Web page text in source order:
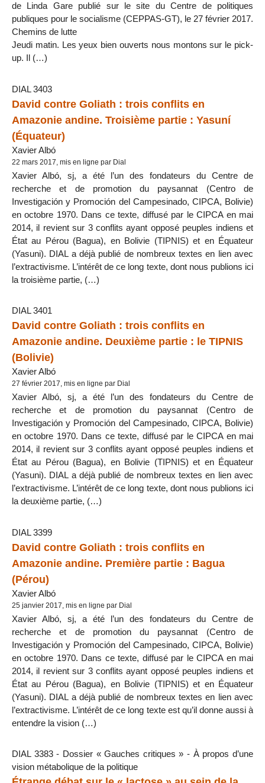
de Linda Gare publié sur le site du Centre de politiques
publiques pour le socialisme (CEPPAS-GT), le 27 février 2017.
Chemins de lutte
Jeudi matin. Les yeux bien ouverts nous montons sur le pick-
up. Il (…)
DIAL 3403
David contre Goliath : trois conflits en
Amazonie andine. Troisième partie : Yasuní
(Équateur)
Xavier Albó
22 mars 2017, mis en ligne par Dial
Xavier Albó, sj, a été l’un des fondateurs du Centre de
recherche et de promotion du paysannat (Centro de
Investigación y Promoción del Campesinado, CIPCA, Bolivie)
en octobre 1970. Dans ce texte, diffusé par le CIPCA en mai
2014, il revient sur 3 conflits ayant opposé peuples indiens et
État au Pérou (Bagua), en Bolivie (TIPNIS) et en Équateur
(Yasuni). DIAL a déjà publié de nombreux textes en lien avec
l’extractivisme. L’intérêt de ce long texte, dont nous publions ici
la troisième partie, (…)
DIAL 3401
David contre Goliath : trois conflits en
Amazonie andine. Deuxième partie : le TIPNIS
(Bolivie)
Xavier Albó
27 février 2017, mis en ligne par Dial
Xavier Albó, sj, a été l’un des fondateurs du Centre de
recherche et de promotion du paysannat (Centro de
Investigación y Promoción del Campesinado, CIPCA, Bolivie)
en octobre 1970. Dans ce texte, diffusé par le CIPCA en mai
2014, il revient sur 3 conflits ayant opposé peuples indiens et
État au Pérou (Bagua), en Bolivie (TIPNIS) et en Équateur
(Yasuni). DIAL a déjà publié de nombreux textes en lien avec
l’extractivisme. L’intérêt de ce long texte, dont nous publions ici
la deuxième partie, (…)
DIAL 3399
David contre Goliath : trois conflits en
Amazonie andine. Première partie : Bagua
(Pérou)
Xavier Albó
25 janvier 2017, mis en ligne par Dial
Xavier Albó, sj, a été l’un des fondateurs du Centre de
recherche et de promotion du paysannat (Centro de
Investigación y Promoción del Campesinado, CIPCA, Bolivie)
en octobre 1970. Dans ce texte, diffusé par le CIPCA en mai
2014, il revient sur 3 conflits ayant opposé peuples indiens et
État au Pérou (Bagua), en Bolivie (TIPNIS) et en Équateur
(Yasuni). DIAL a déjà publié de nombreux textes en lien avec
l’extractivisme. L’intérêt de ce long texte est qu’il donne aussi à
entendre la vision (…)
DIAL 3383 - Dossier « Gauches critiques » - À propos d’une
vision métabolique de la politique